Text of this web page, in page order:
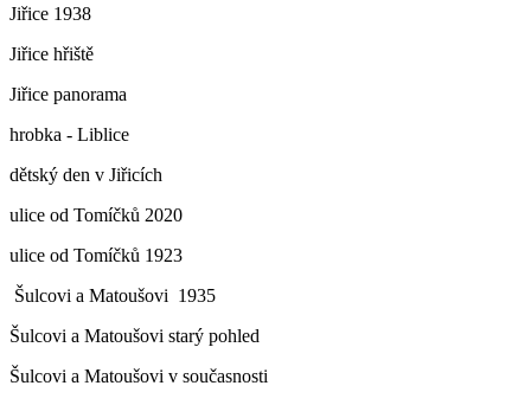
Jiřice 1938
Jiřice hřiště
Jiřice panorama
hrobka - Liblice
dětský den v Jiřicích
ulice od Tomíčků 2020
ulice od Tomíčků 1923
Šulcovi a Matoušovi 1935
Šulcovi a Matoušovi starý pohled
Šulcovi a Matoušovi v současnosti